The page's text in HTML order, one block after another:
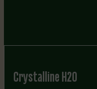
Crystalline H2O